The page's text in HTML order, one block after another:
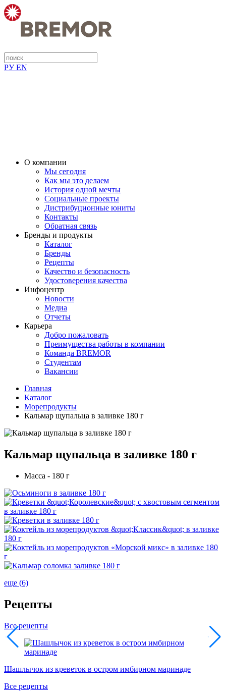
РУ EN
О компании
Мы сегодня
Как мы это делаем
История одной мечты
Социальные проекты
Дистрибуционные юниты
Контакты
Обратная связь
Бренды и продукты
Каталог
Бренды
Рецепты
Качество и безопасность
Удостоверения качества
Инфоцентр
Новости
Медиа
Отчеты
Карьера
Добро пожаловать
Преимущества работы в компании
Команда BREMOR
Студентам
Вакансии
Главная
Каталог
Море­про­дукты
Кальмар щупальца в заливке 180 г
Кальмар щупальца в заливке 180 г
Масса - 180 г
еще (6)
Рецепты
Все рецепты
Шашлычок из креветок в остром имбирном маринаде
Все рецепты